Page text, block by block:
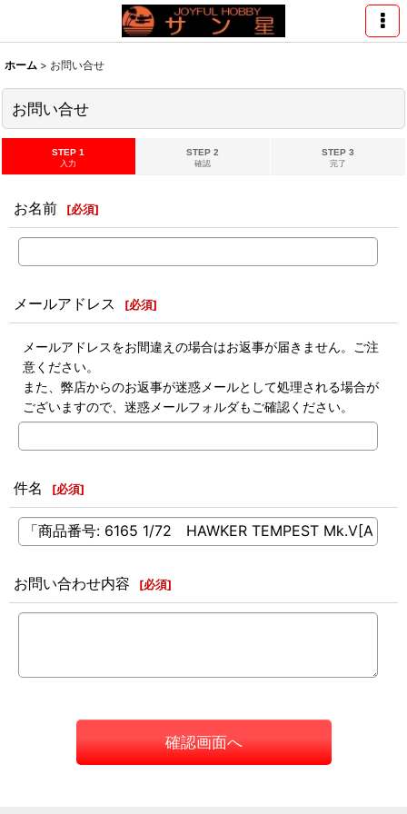
ホーム > お問い合せ
お問い合せ
STEP 1
入力
STEP 2
確認
STEP 3
完了
お名前 [必須]
メールアドレス [必須]
メールアドレスをお間違えの場合はお返事が届きません。ご注
意ください。
また、弊店からのお返事が迷惑メールとして処理される場合が
ございますので、迷惑メールフォルダもご確認ください。
件名 [必須]
お問い合わせ内容 [必須]
確認画面へ